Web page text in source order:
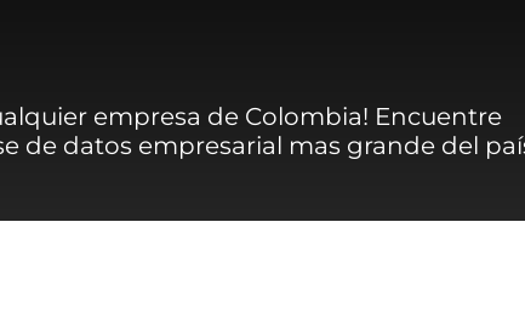
empresa de Colombia! Encuentre
de datos empresarial mas grande del